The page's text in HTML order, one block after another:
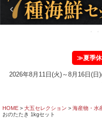
≫夏季休
2026年8月11日(火)～8月16日(
HOME 大五セレクション 海産物・水
おのたたき 1kgセット